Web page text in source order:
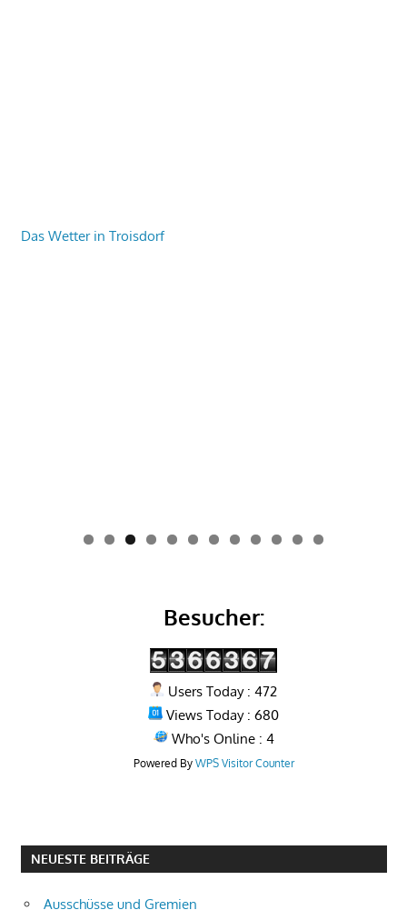
Das Wetter in Troisdorf
0 1 2
Besucher:
Users Today : 472
Views Today : 680
Who's Online : 4
Powered By WPS Visitor Counter
NEUESTE BEITRÄGE
Ausschüsse und Gremien